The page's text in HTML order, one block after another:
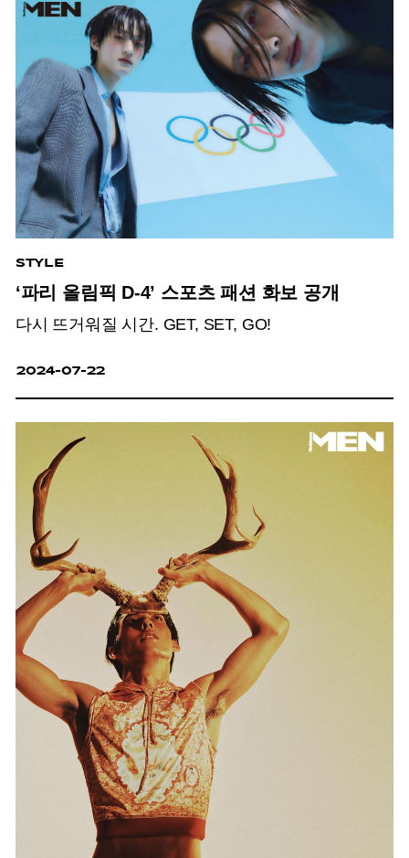
STYLE
‘파리 올림픽 D-4’ 스포츠 패션 화보 공개
다시 뜨거워질 시간. GET, SET, GO!
2024-07-22